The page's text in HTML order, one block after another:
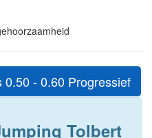
- 0.60 Progressief
Tolbert